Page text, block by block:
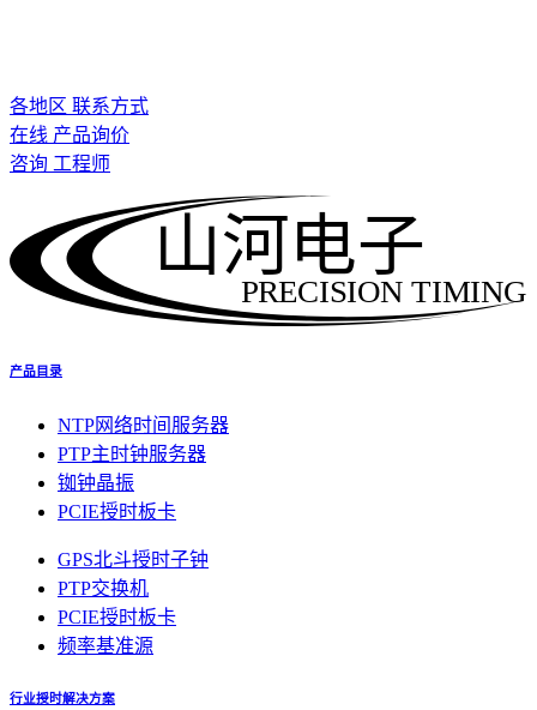
各地区 联系方式
在线 产品询价
咨询 工程师
PRECISION TIMING
山河电子
产品目录
NTP网络时间服务器
PTP主时钟服务器
铷钟晶振
PCIE授时板卡
GPS北斗授时子钟
PTP交换机
PCIE授时板卡
频率基准源
行业授时解决方案